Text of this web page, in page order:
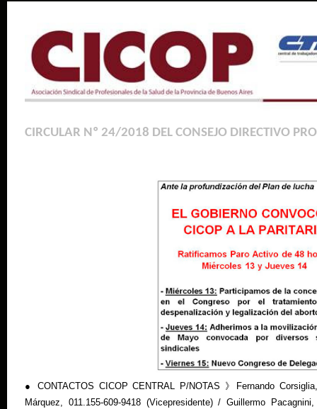
CIRCULAR Nº 24/2018 DEL CONSEJO DIRECTIVO
● CONTACTOS CICOP CENTRAL P/NOTAS 》Fernando
Márquez, 011.155-609-9418 (Vicepresidente) / Guillermo